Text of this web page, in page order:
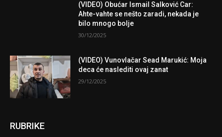
(VIDEO) Obućar Ismail Salković Car:
Ahte-vahte se nešto zaradi, nekada je
bilo mnogo bolje
30/12/2025
(VIDEO) Vunovlačar Sead Marukić: Moja
deca će naslediti ovaj zanat
29/12/2025
RUBRIKE